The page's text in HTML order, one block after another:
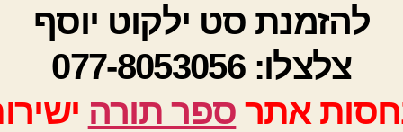
יוסף
להזמנת סט ילקוט יוסף
צלצלו: 077-8053056
אתר ספר תורה